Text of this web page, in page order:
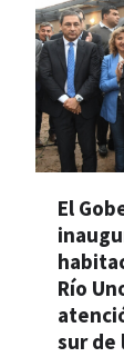
El
Río
sur de